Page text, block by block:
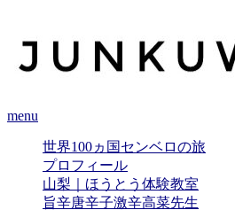
menu
世界100ヵ国センベロの旅
プロフィール
山梨｜ほうとう体験教室
旨辛唐辛子激辛高菜先生